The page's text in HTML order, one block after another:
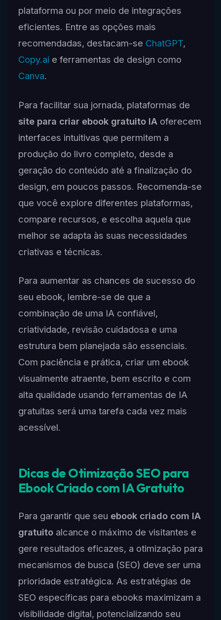
plataforma ou por meio de integrações
eficientes. Entre as opções mais
recomendadas, destacam-se ChatGPT,
Copy.ai e ferramentas de design como
Canva.
Para facilitar sua jornada, plataformas de
site para criar ebook gratuito IAoferecem
interfaces intuitivas que permitem a
produção do livro completo, desde a
geração do conteúdo até a finalização do
design, em poucos passos. Recomenda-se
que você explore diferentes plataformas,
compare recursos, e escolha aquela que
melhor se adapta às suas necessidades
criativas e técnicas.
Para aumentar as chances de sucesso do
seu ebook, lembre-se de que a
combinação de uma IA confiável,
criatividade, revisão cuidadosa e uma
estrutura bem planejada são essenciais.
Com paciência e prática, criar um ebook
visualmente atraente, bem escrito e com
alta qualidade usando ferramentas de IA
gratuitas será uma tarefa cada vez mais
acessível.
Dicas de Otimização SEO para
Ebook Criado com IA Gratuito
Para garantir que seu ebook criado com IA
gratuitoalcance o máximo de visitantes e
gere resultados eficazes, a otimização para
mecanismos de busca (SEO) deve ser uma
prioridade estratégica. As estratégias de
SEO específicas para ebooks maximizam a
visibilidade digital, potencializando seu